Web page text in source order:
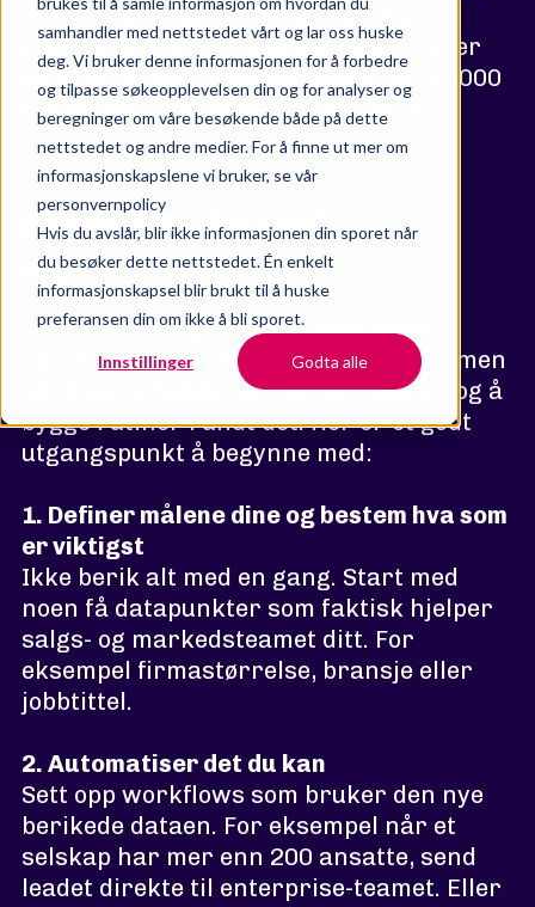
samhandler med nettstedet vårt og lar oss huske
deg. Vi bruker denne informasjonen for å forbedre
og tilpasse søkeopplevelsen din og for analyser og
beregninger om våre besøkende både på dette
nettstedet og andre medier. For å finne ut mer om
informasjonskapslene vi bruker, se vår
personvernpolicy
Hvis du avslår, blir ikke informasjonen din sporet når
du besøker dette nettstedet. Én enkelt
informasjonskapsel blir brukt til å huske
preferansen din om ikke å bli sporet.
Innstillinger Godta alle
en flat månedspris. Datagma tilbyr en
gratisplan som gir 160 berikelser, eller
en startup plan med berikelser av 30 000
kontakter i måneden til 300$/mnd.
Slik lykkes du med
implementering
Å få mest mulig ut av databerikelse
handler ikke om et avansert oppsett, men
om å være tydelig på hva du trenger, og å
bygge rutiner rundt det. Her er et godt
utgangspunkt å begynne med:
1. Definer målene dine og bestem hva som
er viktigst
Ikke berik alt med en gang. Start med
noen få datapunkter som faktisk hjelper
salgs- og markedsteamet ditt. For
eksempel firmastørrelse, bransje eller
jobbtittel.
2. Automatiser det du kan
Sett opp workflows som bruker den nye
berikede dataen. For eksempel når et
selskap har mer enn 200 ansatte, send
leadet direkte til enterprise-teamet. Eller